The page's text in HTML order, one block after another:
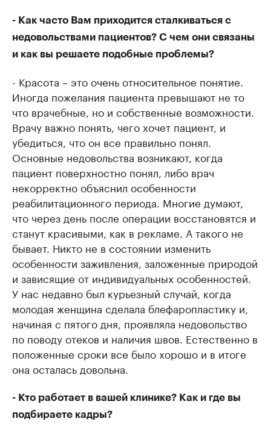
- Как часто Вам приходится сталкиваться с
недовольствами пациентов? С чем они связаны
и как вы решаете подобные проблемы?
- Красота – это очень относительное понятие.
Иногда пожелания пациента превышают не то
что врачебные, но и собственные возможности.
Врачу важно понять, чего хочет пациент, и
убедиться, что он все правильно понял.
Основные недовольства возникают, когда
пациент поверхностно понял, либо врач
некорректно объяснил особенности
реабилитационного периода. Многие думают,
что через день после операции восстановятся и
станут красивыми, как в рекламе. А такого не
бывает. Никто не в состоянии изменить
особенности заживления, заложенные природой
и зависящие от индивидуальных особенностей.
У нас недавно был курьезный случай, когда
молодая женщина сделала блефаропластику и,
начиная с пятого дня, проявляла недовольство
по поводу отеков и наличия швов. Естественно в
положенные сроки все было хорошо и в итоге
она осталась довольна.
- Кто работает в вашей клинике? Как и где вы
подбираете кадры?